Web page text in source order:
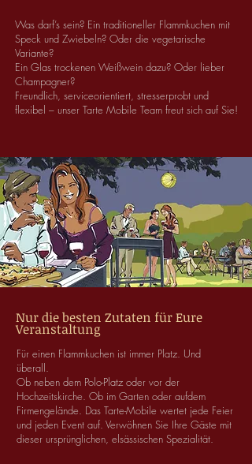
Was darf’s sein? Ein traditioneller Flammkuchen mit
Speck und Zwiebeln? Oder die vegetarische
Variante?
Ein Glas trockenen Weißwein dazu? Oder lieber
Champagner?
Freundlich, serviceorientiert, stresserprobt und
flexibel – unser Tarte Mobile Team freut sich auf Sie!
Nur die besten Zutaten für Eure
Veranstaltung
Für einen Flammkuchen ist immer Platz. Und
überall.
Ob neben dem Polo-Platz oder vor der
Hochzeitskirche. Ob im Garten oder aufdem
Firmengelände. Das Tarte-Mobile wertet jede Feier
und jeden Event auf. Verwöhnen Sie Ihre Gäste mit
dieser ursprünglichen, elsässischen Spezialität.